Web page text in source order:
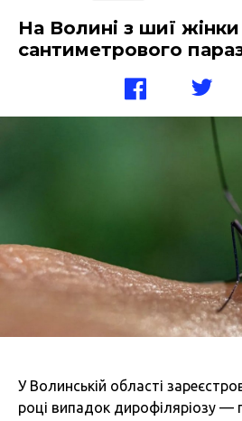
На Волині з шиї
сантиметрового
У Волинській області
році випадок дирофіляріозу —